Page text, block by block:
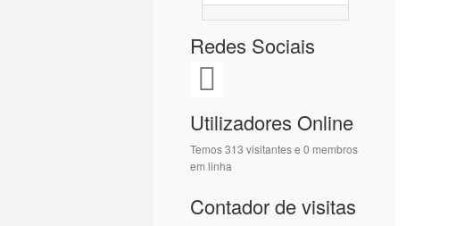
Redes Sociais
Utilizadores Online
Temos 313 visitantes e 0 membros
em linha
Contador de visitas